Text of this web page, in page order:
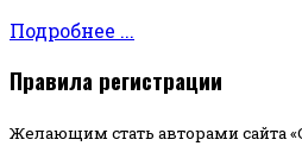
Подробнее ...
Правила регистрации
Желающим стать авторами сайта